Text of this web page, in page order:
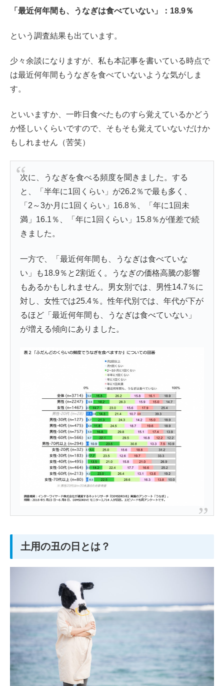
「最近何年間も、うなぎは食べていない」：18.9％
という調査結果も出ています。
少々余談になりますが、私も本記事を書いている時点で
は最近何年間もうなぎを食べていないような気がしま
す。
といいますか、一昨日食べたものすら覚えているかどう
か怪しいくらいですので、そもそも覚えていないだけか
もしれません（苦笑）
次に、うなぎを食べる頻度を聞きました。する
と、「半年に1回くらい」が26.2％で最も多く、
「2～3か月に1回くらい」16.8％、「年に1回未
満」16.1％、「年に1回くらい」15.8％が僅差で続
きました。
一方で、「最近何年間も、うなぎは食べていな
い」も18.9％と2割近く。うなぎの価格高騰の影響
もあるかもしれません。男女別では、男性14.7％に
対し、女性では25.4％。性年代別では、年代が下が
るほど「最近何年間も、うなぎは食べていない」
が増える傾向にありました。
土用の丑の日とは？